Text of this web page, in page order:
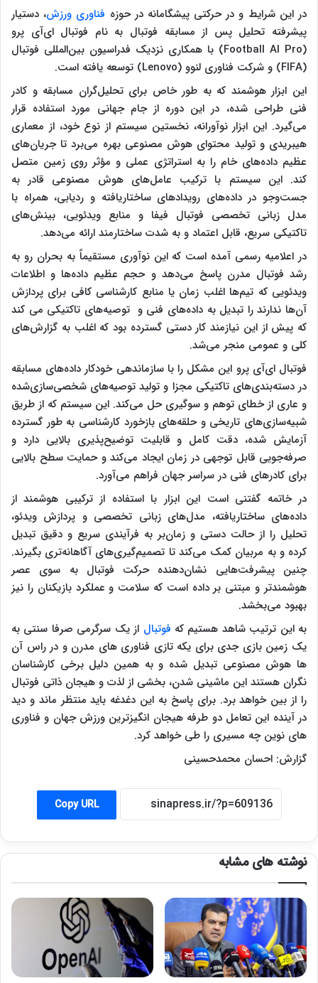
در این شرایط و در حرکتی پیشگامانه در حوزه فناوری ورزش، دستیار
پیشرفته تحلیل پس از مسابقه فوتبال به نام فوتبال ای‌آی پرو
(Football AI Pro) با همکاری نزدیک فدراسیون بین‌المللی فوتبال
(FIFA) و شرکت فناوری لنوو (Lenovo) توسعه یافته است.
این ابزار هوشمند که به طور خاص برای تحلیل‌گران مسابقه و کادر
فنی طراحی شده، در این دوره از جام جهانی مورد استفاده قرار
می‌گیرد. این ابزار نوآورانه، نخستین سیستم از نوع خود، از معماری
هیبریدی و تولید محتوای هوش مصنوعی بهره می‌برد تا جریان‌های
عظیم داده‌های خام را به استراتژی عملی و مؤثر روی زمین متصل
کند. این سیستم با ترکیب عامل‌های هوش مصنوعی قادر به
جست‌وجو در داده‌های رویدادهای ساختاریافته و ردیابی، همراه با
مدل زبانی تخصصی فوتبال فیفا و منابع ویدئویی، بینش‌های
تاکتیکی سریع، قابل اعتماد و به شدت ساختارمند ارائه می‌دهد.
در اعلامیه رسمی آمده است که این نوآوری مستقیماً به بحران رو به
رشد فوتبال مدرن پاسخ می‌دهد و حجم عظیم داده‌ها و اطلاعات
ویدئویی که تیم‌ها اغلب زمان یا منابع کارشناسی کافی برای پردازش
آن‌ها ندارند را تبدیل به داده‌های فنی و توصیه‌های تاکتیکی می کند
که پیش از این نیازمند کار دستی گسترده بود که اغلب به گزارش‌های
کلی و عمومی منجر می‌شد.
فوتبال ای‌آی پرو این مشکل را با سازماندهی خودکار داده‌های مسابقه
در دسته‌بندی‌های تاکتیکی مجزا و تولید توصیه‌های شخصی‌سازی‌شده
و عاری از خطای توهم و سوگیری حل می‌کند. این سیستم که از طریق
شبیه‌سازی‌های تاریخی و حلقه‌های بازخورد کارشناسی به طور گسترده
آزمایش شده، دقت کامل و قابلیت توضیح‌پذیری بالایی دارد و
صرفه‌جویی قابل توجهی در زمان ایجاد می‌کند و حمایت سطح بالایی
برای کادرهای فنی در سراسر جهان فراهم می‌آورد.
در خاتمه گفتنی است این ابزار با استفاده از ترکیبی هوشمند از
داده‌های ساختاریافته، مدل‌های زبانی تخصصی و پردازش ویدئو،
تحلیل را از حالت دستی و زمان‌بر به فرآیندی سریع و دقیق تبدیل
کرده و به مربیان کمک می‌کند تا تصمیم‌گیری‌های آگاهانه‌تری بگیرند.
چنین پیشرفت‌هایی نشان‌دهنده حرکت فوتبال به سوی عصر
هوشمندتر و مبتنی بر داده است که سلامت و عملکرد بازیکنان را نیز
بهبود می‌بخشد.
به این ترتیب شاهد هستیم که فوتبال از یک سرگرمی صرفا سنتی به
یک زمین بازی جدی برای یکه تازی فناوری های مدرن و در راس آن
ها هوش مصنوعی تبدیل شده و به همین دلیل برخی کارشناسان
نگران هستند این ماشینی شدن، بخشی از لذت و هیجان ذاتی فوتبال
را از بین خواهد برد. برای پاسخ به این دغدغه باید منتظر ماند و دید
در آینده این تعامل دو طرفه هیجان انگیزترین ورزش جهان و فناوری
های نوین چه مسیری را طی خواهد کرد.
گزارش: احسان محمدحسینی
Copy URL
نوشته های مشابه